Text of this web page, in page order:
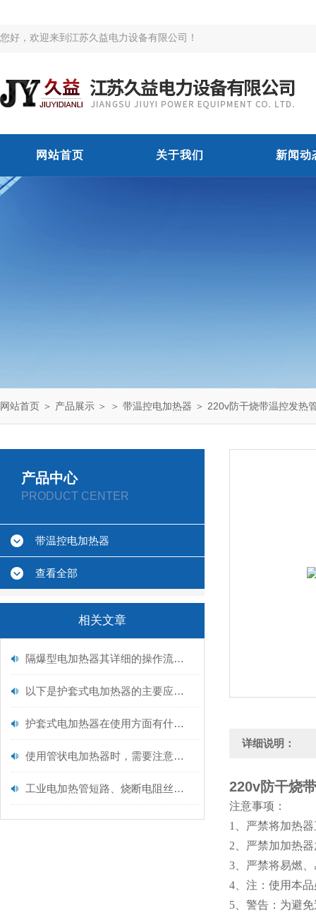
您好，欢迎来到江苏久益电力设备有限公司！
网站首页 关于我们 新闻动
网站首页 ＞ 产品展示 ＞ ＞ 带温控电加热器 ＞ 220v防干烧带温控发热
产品中心
PRODUCT CENTER
带温控电加热器
查看全部
相关文章
隔爆型电加热器其详细的操作流程如下
以下是护套式电加热器的主要应用范围
护套式电加热器在使用方面有什么技巧呢？
使用管状电加热器时，需要注意以下事项
工业电加热管短路、烧断电阻丝以及漏电问题解析
详细说明：
220v防干烧
注意事项：
1、严禁将加热
2、严禁加加热
3、严禁将易燃
4、注：使用本
5、警告：为避